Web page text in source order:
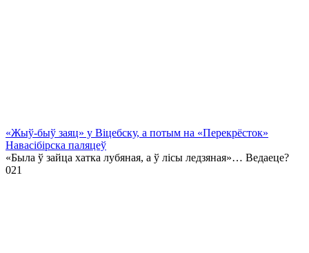
«Жыў-быў заяц» у Віцебску, а потым на «Перекрёсток»
Навасібірска паляцеў
«Была ў зайца хатка лубяная, а ў лісы ледзяная»… Ведаеце?
021